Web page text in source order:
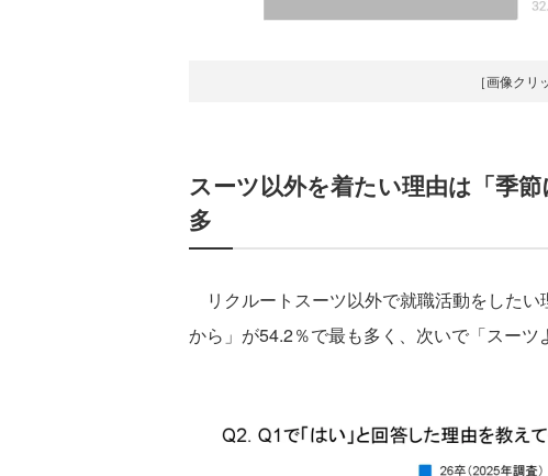
［画像クリ
スーツ以外を着たい理由は「季
多
リクルートスーツ以外で就職活動をした
から」が54.2％で最も多く、次いで「スーツ